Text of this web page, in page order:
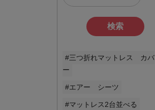
検索
#三つ折れマットレス カバ
ー
#エアー シーツ
#マットレス2台並べる